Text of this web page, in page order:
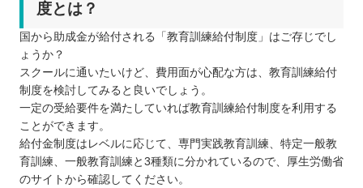
度とは？
国から助成金が給付される「教育訓練給付制度」はご存じでし
ょうか？
スクールに通いたいけど、費用面が心配な方は、教育訓練給付
制度を検討してみると良いでしょう。
一定の受給要件を満たしていれば教育訓練給付制度を利用する
ことができます。
給付金制度はレベルに応じて、専門実践教育訓練、特定一般教
育訓練、一般教育訓練と3種類に分かれているので、厚生労働省
のサイトから確認してください。